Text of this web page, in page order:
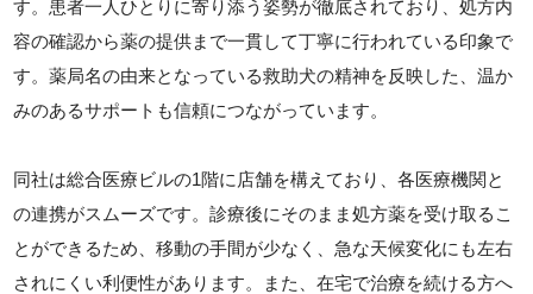
す。患者一人ひとりに寄り添う姿勢が徹底されており、処方内
容の確認から薬の提供まで一貫して丁寧に行われている印象で
す。薬局名の由来となっている救助犬の精神を反映した、温か
みのあるサポートも信頼につながっています。
同社は総合医療ビルの1階に店舗を構えており、各医療機関と
の連携がスムーズです。診療後にそのまま処方薬を受け取るこ
とができるため、移動の手間が少なく、急な天候変化にも左右
されにくい利便性があります。また、在宅で治療を続ける方へ